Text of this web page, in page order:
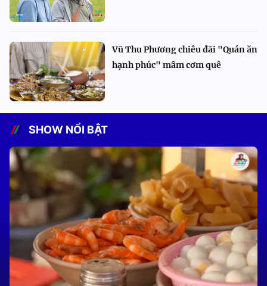
Vũ Thu Phương chiêu đãi "Quán ăn
hạnh phúc" mâm cơm quê
SHOW NỔI BẬT